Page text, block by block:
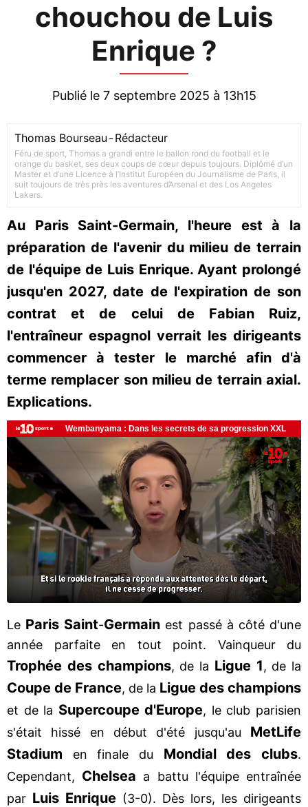
chouchou de Luis
Enrique ?
Publié le 7 septembre 2025 à 13h15
Thomas Bourseau -Rédacteur
Féru de sport, Thomas a grandi entre le ballon rond du football et le
orange du basket, ses deux coups de cœur depuis toujours. Diplômé d’un
Master et d’une Licence à l’Institut Européen du Journalisme de Paris, il
suit toujours de très près les aventures d’Arsenal et des Los Angeles
Lakers.
Au Paris Saint-Germain, l'heure est à la
préparation de l'avenir du milieu de terrain
de l'équipe de Luis Enrique. Ayant prolongé
jusqu'en 2027, date de l'expiration de son
contrat et de celui de Fabian Ruiz,
l'entraîneur espagnol verrait les dirigeants
commencer à tester le marché afin d'à
terme remplacer son milieu de terrain axial.
Explications.
Le Paris Saint-Germain est passé à côté d'une
année parfaite en tout point. Vainqueur du
Trophée des champions, de la Ligue 1, de la
Coupe de France, de la Ligue des champions
et de la Supercoupe d'Europe, le club parisien
s'était hissé en début d'été jusqu'au MetLife
Stadium
en finale du Mondial des clubs.
Cependant, Chelsea a battu l'équipe entraînée
par Luis Enrique (3-0). Dès lors, les dirigeants